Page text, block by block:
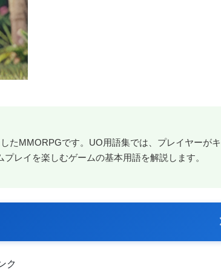
たMMORPGです。UO用語集では、プレイヤーがキ
レイを楽しむゲームの基本用語を解説します。
ク